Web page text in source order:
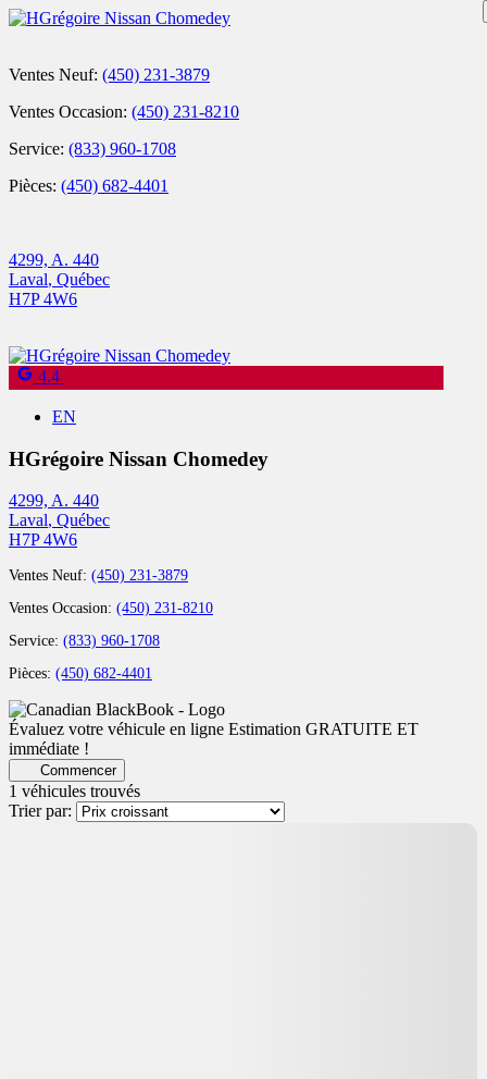
Ventes Neuf: (450) 231-3879
Ventes Occasion: (450) 231-8210
Service: (833) 960-1708
Pièces: (450) 682-4401
4299, A. 440
Laval, Québec
H7P 4W6
4.4
EN
HGrégoire Nissan Chomedey
4299, A. 440
Laval, Québec
H7P 4W6
Ventes Neuf: (450) 231-3879
Ventes Occasion: (450) 231-8210
Service: (833) 960-1708
Pièces: (450) 682-4401
Évaluez votre véhicule en ligne Estimation GRATUITE ET
immédiate !
Commencer
1 véhicules trouvés
Trier par: